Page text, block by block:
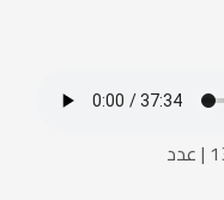
تاريخ الاضافة: 2019-12-22 13:48:02 | عدد